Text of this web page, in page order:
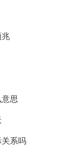
兆
思
系吗